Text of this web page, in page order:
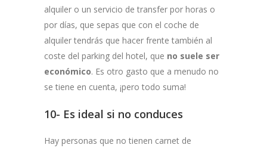
alquiler o un servicio de transfer por horas o
por días, que sepas que con el coche de
alquiler tendrás que hacer frente también al
coste del parking del hotel, que no suele ser
económico. Es otro gasto que a menudo no
se tiene en cuenta, ¡pero todo suma!
10- Es ideal si no conduces
Hay personas que no tienen carnet de